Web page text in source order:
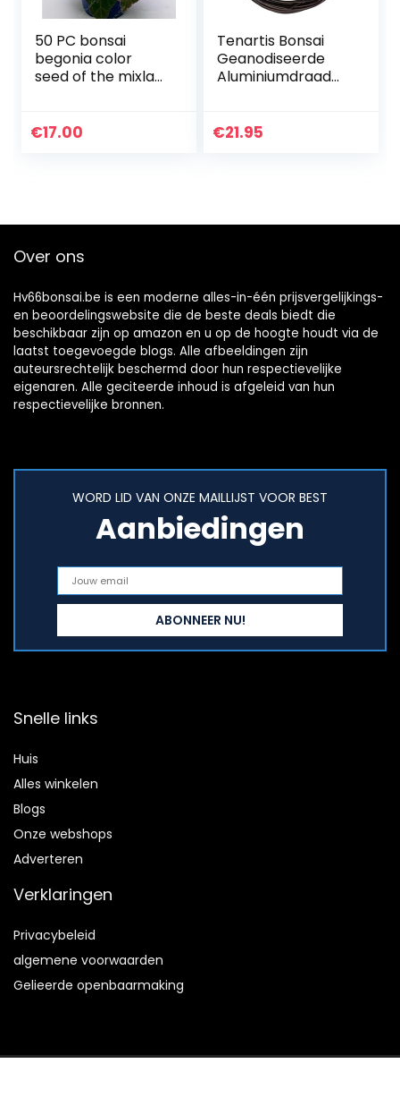
50 PC bonsai
begonia color
seed of the mixla
begonia malus
€17.00
Tenartis Bonsai
Geanodiseerde
Aluminiumdraad
Gemaakt in Japan
€21.95
Over ons
Hv66bonsai.be is een moderne alles-in-één prijsvergelijkings-
en beoordelingswebsite die de beste deals biedt die
beschikbaar zijn op amazon en u op de hoogte houdt via de
laatst toegevoegde blogs. Alle afbeeldingen zijn
auteursrechtelijk beschermd door hun respectievelijke
eigenaren. Alle geciteerde inhoud is afgeleid van hun
respectievelijke bronnen.
WORD LID VAN ONZE MAILLIJST VOOR BEST
Aanbiedingen
Snelle links
Huis
Alles winkelen
Blogs
Onze webshops
Adverteren
Verklaringen
Privacybeleid
algemene voorwaarden
Gelieerde openbaarmaking